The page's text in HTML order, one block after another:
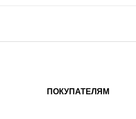
ПОКУПАТЕЛЯМ